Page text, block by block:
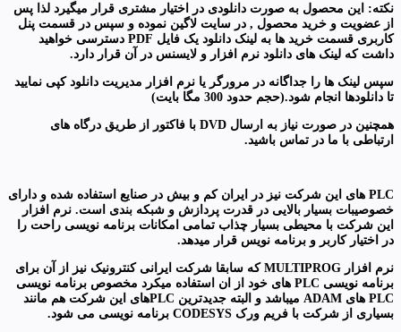
نکته: این محصول به صورت دانلودی در اختیار مشتری قرار میگیرد لذا پس
از عضویت و خرید محصول , در سایت لاگین نموده و سپس در قسمت پنل
کاربری قسمت خرید ها به لینک دانلود یک فایل PDF دسترسی خواهید
داشت که لینک های دانلود نرم افزار و لایسنس در آن قرار دارد.
سپس لینک ها را جداگانه در مرورگر یا نرم افزار مدیریت دانلود کپی نمایید
تا دانلودها انجام شود.(حجم حدود 300 مگا بایت)
همچنین در صورت نیاز به ارسال
از طریق درگاه های
ارتباطی با ما در تماس باشید.
PLC های این شرکت نیز در ایران کم و بیش در صنایع استفاده شده و دارای
خصوصیبات بسیار بالایی در قدرت پردازش و شبکه بندی است. نرم افزار
این شرکت با محیطی بسیار چذاب تمامی امکانات برنامه نویسی راحت را
در اختیار کاربر و برنامه نویس قرار میدهد.
نرم افزار MULTIPROG که سابقا شرکت ایرانی کنترونیک نیز از آن برای
برنامه نویسی PLC های خود از ان استفاده میکرد مخصوص برنامه نویسی
PLC های ADAM میباشد و البته جدیدترین PLCهای این شرکت هم مانند
بسیاری از شرکت با فریم ورک CODESYS برنامه نویسی می شود.